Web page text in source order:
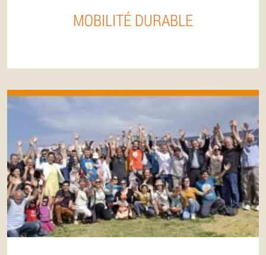
MOBILITÉ DURABLE